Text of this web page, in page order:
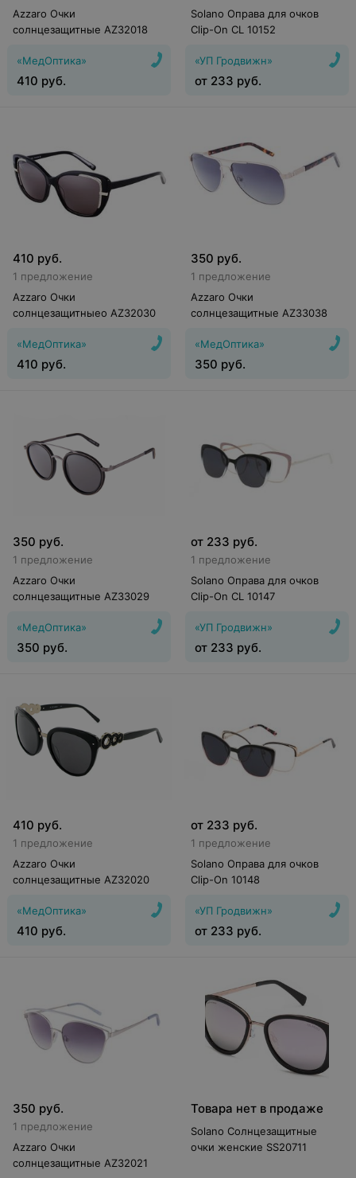
Azzaro Очки
солнцезащитные AZ32018
«МедОптика»
410 руб.
Solano Оправа для очков
Clip-On CL 10152
«УП Гродвижн»
от 233 руб.
410 руб.
1 предложение
Azzaro Очки
солнцезащитныеo AZ32030
«МедОптика»
410 руб.
350 руб.
1 предложение
Azzaro Очки
солнцезащитные AZ33038
«МедОптика»
350 руб.
350 руб.
1 предложение
Azzaro Очки
солнцезащитные AZ33029
«МедОптика»
350 руб.
от 233 руб.
1 предложение
Solano Оправа для очков
Clip-On CL 10147
«УП Гродвижн»
от 233 руб.
410 руб.
1 предложение
Azzaro Очки
солнцезащитные AZ32020
«МедОптика»
410 руб.
от 233 руб.
1 предложение
Solano Оправа для очков
Clip-On 10148
«УП Гродвижн»
от 233 руб.
350 руб.
1 предложение
Azzaro Очки
солнцезащитные AZ32021
Товара нет в продаже
Solano Солнцезащитные
очки женские SS20711